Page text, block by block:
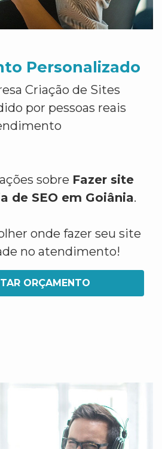
Personalizado
Criação de Sites
por pessoas reais
sobre Fazer site
de SEO em Goiânia.
onde fazer seu site
no atendimento!
ORÇAMENTO